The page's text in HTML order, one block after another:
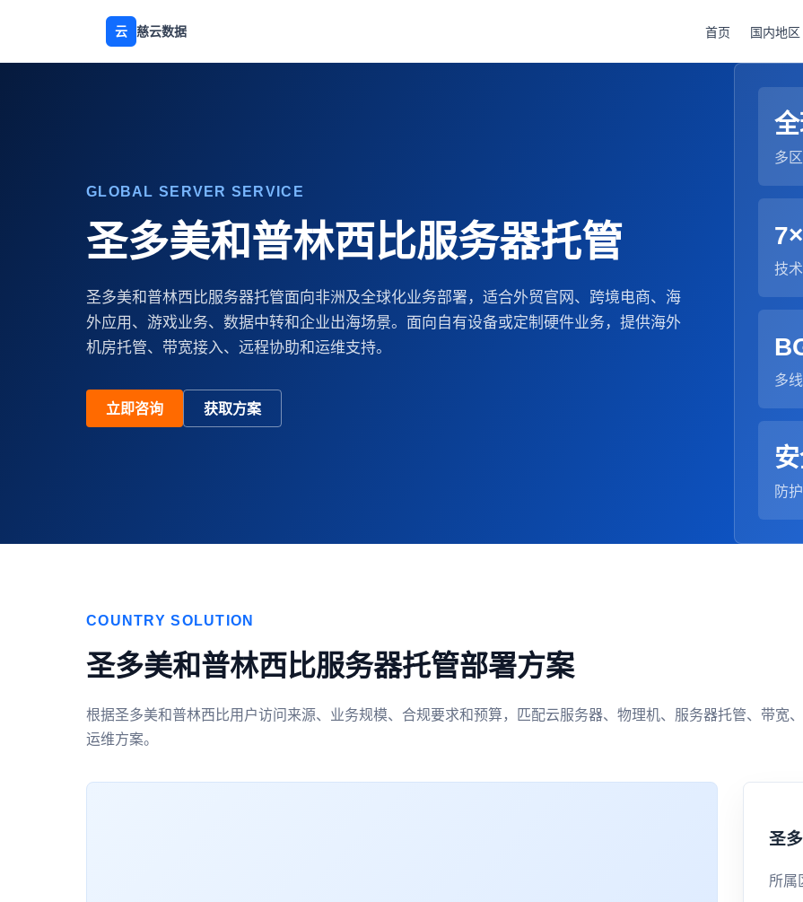
云 慈云数据 首页 国内地区
GLOBAL SERVER SERVICE
圣多美和普林西比服务器托管
圣多美和普林西比服务器托管面向非洲及全球化业务部署，适合外贸官网、跨境电商、海
外应用、游戏业务、数据中转和企业出海场景。面向自有设备或定制硬件业务，提供海外
机房托管、带宽接入、远程协助和运维支持。
立即咨询 获取方案
多
技
多
防
COUNTRY SOLUTION
圣多美和普林西比服务器托管部署方案
根据圣多美和普林西比用户访问来源、业务规模、合规要求和预算，匹配云服务器、物理机、服务器托管、带宽
运维方案。
圣
所属